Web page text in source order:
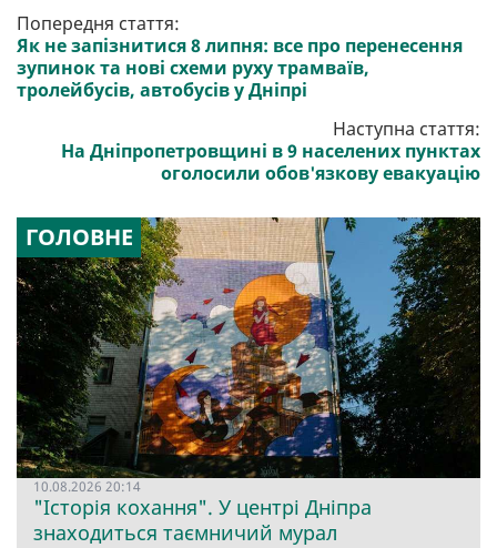
Попередня стаття:
Як не запізнитися 8 липня: все про перенесення
зупинок та нові схеми руху трамваїв,
тролейбусів, автобусів у Дніпрі
Наступна стаття:
На Дніпропетровщині в 9 населених пунктах
оголосили обов'язкову евакуацію
ГОЛОВНЕ
10.08.2026 20:14
"Історія кохання". У центрі Дніпра
знаходиться таємничий мурал